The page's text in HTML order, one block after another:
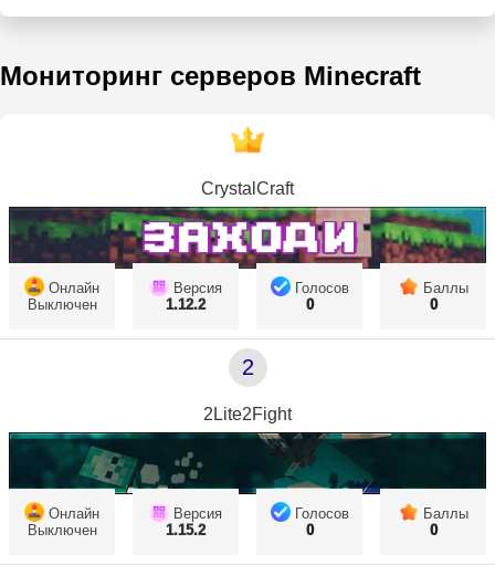
Мониторинг серверов Minecraft
CrystalCraft
Онлайн
Выключен
Версия
1.12.2
Голосов
0
Баллы
0
2
2Lite2Fight
Онлайн
Выключен
Версия
1.15.2
Голосов
0
Баллы
0